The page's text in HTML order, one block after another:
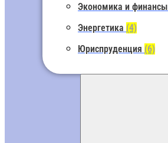
Экономика и финансы
Энергетика (4)
Юриспруденция (6)